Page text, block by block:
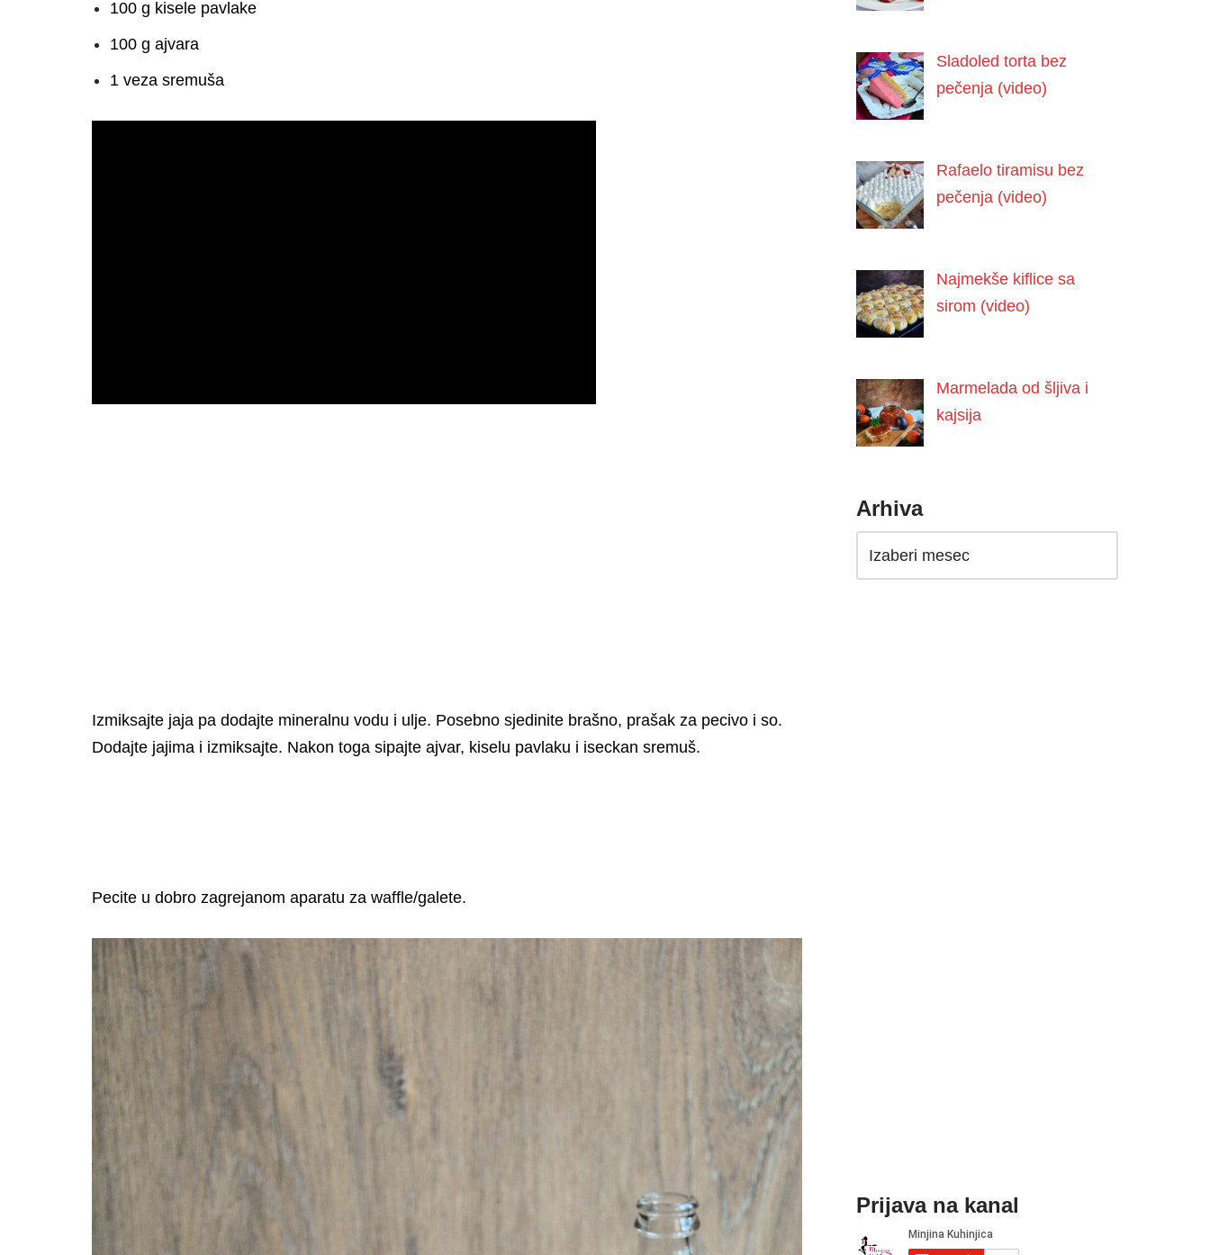
100 g kisele pavlake
100 g ajvara
1 veza sremuša
Izmiksajte jaja pa dodajte mineralnu vodu i ulje. Posebno sjedinite brašno, prašak za pecivo i so.
Dodajte jajima i izmiksajte. Nakon toga sipajte ajvar, kiselu pavlaku i iseckan sremuš.
Pecite u dobro zagrejanom aparatu za waffle/galete.
Sladoled torta bez
pečenja (video)
Rafaelo tiramisu bez
pečenja (video)
Najmekše kiflice sa
sirom (video)
Marmelada od šljiva i
kajsija
Arhiva
Prijava na kanal